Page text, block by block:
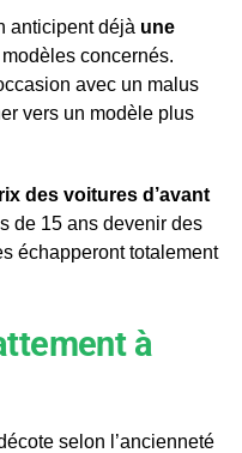
anticipent déjà une
concernés.
avec un malus
vers un modèle plus
des voitures d’avant
de 15 ans devenir des
échapperont totalement
à
selon l’ancienneté